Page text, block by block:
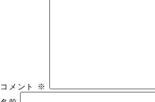
コメント ※